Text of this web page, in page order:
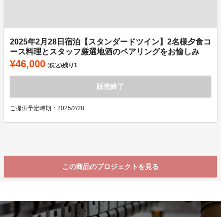
2025年2月28日宿泊【スタンダードツイン】2名様夕食コ
ース料理とスタッフ厳選地酒のペアリングをお愉しみ
¥46,000 (税込)残り1
販売終了
ご提供予定時期：2025/2/28
この商品のプロジェクトを見る